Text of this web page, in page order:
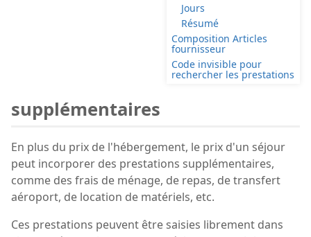
Jours
Résumé
Composition Articles
fournisseur
Code invisible pour
rechercher les prestations
supplémentaires
En plus du prix de l'hébergement, le prix d'un séjour
peut incorporer des prestations supplémentaires,
comme des frais de ménage, de repas, de transfert
aéroport, de location de matériels, etc.
Ces prestations peuvent être saisies librement dans